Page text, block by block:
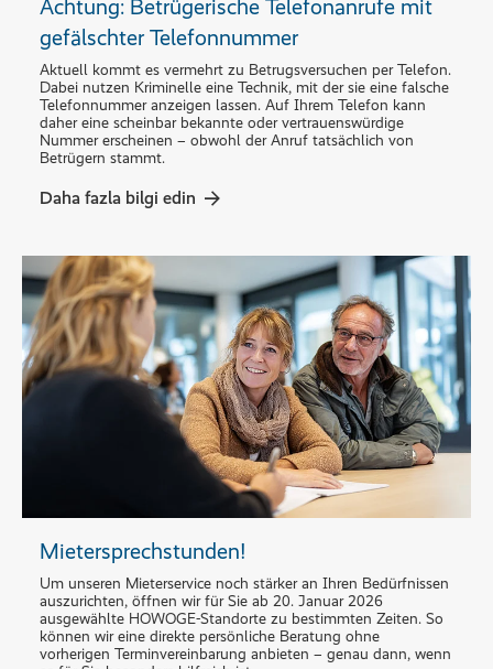
Achtung: Betrügerische Telefonanrufe mit
gefälschter Telefonnummer
Aktuell kommt es vermehrt zu Betrugsversuchen per Telefon.
Dabei nutzen Kriminelle eine Technik, mit der sie eine falsche
Telefonnummer anzeigen lassen. Auf Ihrem Telefon kann
daher eine scheinbar bekannte oder vertrauenswürdige
Nummer erscheinen – obwohl der Anruf tatsächlich von
Betrügern stammt.
Daha fazla bilgi edin
Mietersprechstunden!
Um unseren Mieterservice noch stärker an Ihren Bedürfnissen
auszurichten, öffnen wir für Sie ab 20. Januar 2026
ausgewählte HOWOGE-Standorte zu bestimmten Zeiten. So
können wir eine direkte persönliche Beratung ohne
vorherigen Terminvereinbarung anbieten – genau dann, wenn